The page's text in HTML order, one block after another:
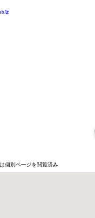
版
個別ページを閲覧済み